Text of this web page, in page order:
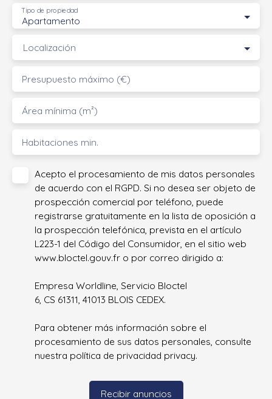
Apartamento
Tipo de propiedad
Localización
Presupuesto máximo (€)
Área mínima (m²)
Habitaciones min.
Acepto el procesamiento de mis datos personales
de acuerdo con el RGPD. Si no desea ser objeto de
prospección comercial por teléfono, puede
registrarse gratuitamente en la lista de oposición a
la prospección telefónica, prevista en el artículo
L223-1 del Código del Consumidor, en el sitio web
www.bloctel.gouv.fr o por correo dirigido a:
Empresa Worldline, Servicio Bloctel
6, CS 61311, 41013 BLOIS CEDEX.
Para obtener más información sobre el
procesamiento de sus datos personales, consulte
nuestra política de privacidad privacy.
Recibir anuncios